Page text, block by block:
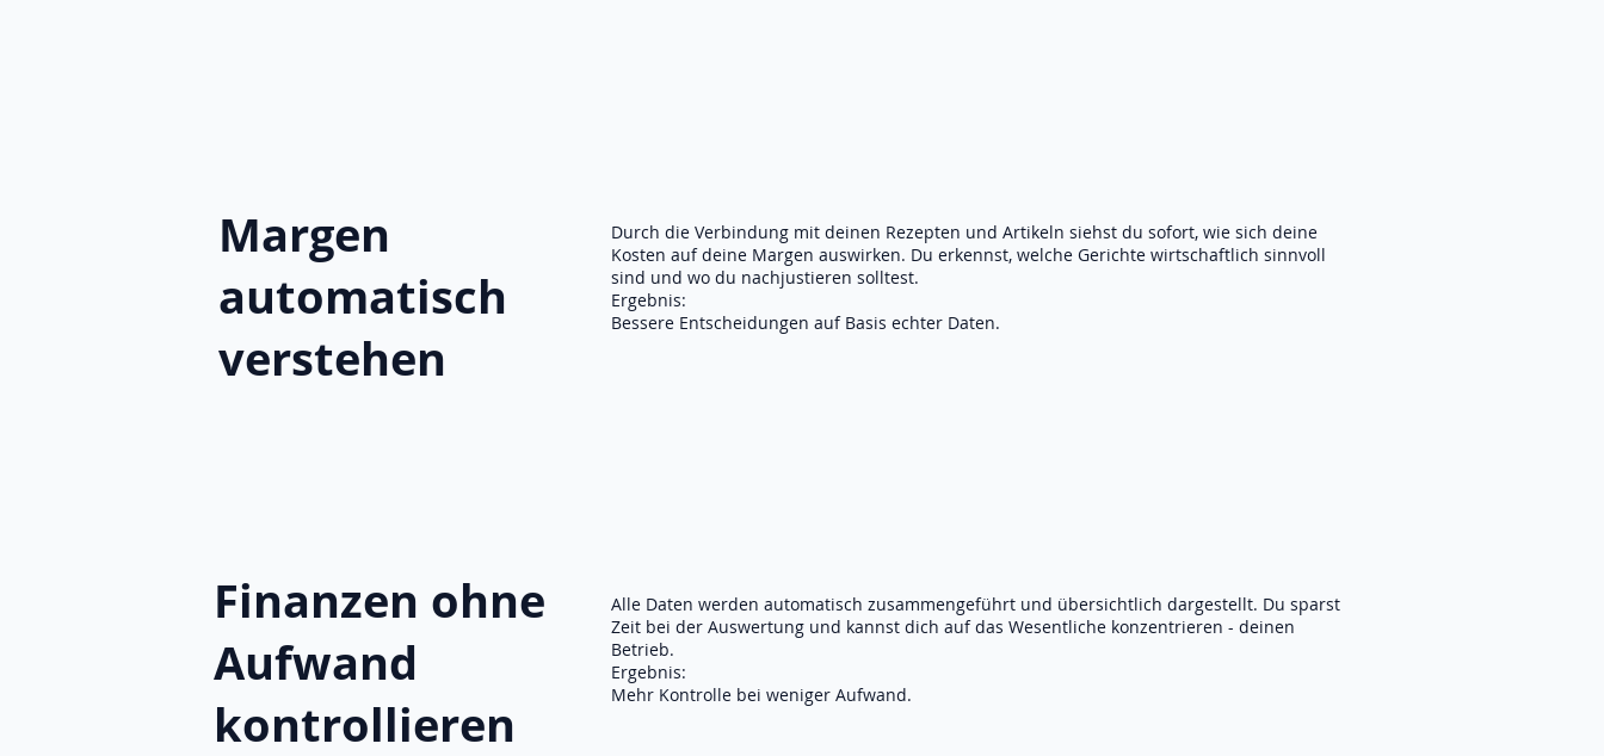
Margen
automatisch
verstehen
Durch die Verbindung mit deinen Rezepten und Artikeln siehst du sofort, wie sich deine
Kosten auf deine Margen auswirken. Du erkennst, welche Gerichte wirtschaftlich sinnvoll
sind und wo du nachjustieren solltest.
Ergebnis:
Bessere Entscheidungen auf Basis echter Daten.
Finanzen ohne
Aufwand
kontrollieren
Alle Daten werden automatisch zusammengeführt und übersichtlich dargestellt. Du sparst
Zeit bei der Auswertung und kannst dich auf das Wesentliche konzentrieren - deinen
Betrieb.
Ergebnis:
Mehr Kontrolle bei weniger Aufwand.